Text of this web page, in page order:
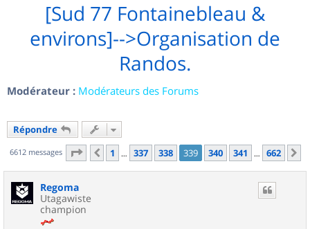
[Sud 77 Fontainebleau &
environs]-->Organisation de
Randos.
Modérateur : Modérateurs des Forums
Répondre
6612 messages Page 339 sur662
Précédent
1 … 337 338 339 340 341 … 662
Regoma
Utagawiste
champion